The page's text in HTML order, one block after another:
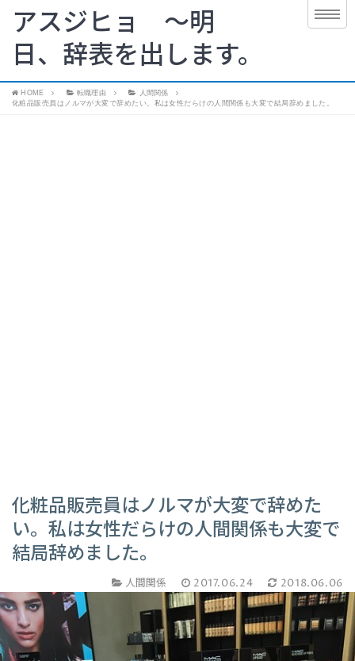
アスジヒョ 〜明
日、辞表を出します。
HOME 転職理由
人間関係
化粧品販売員はノルマが大変で辞めたい。私は女性だらけの人間関係も大変で結局辞めました。
化粧品販売員はノルマが大変で辞めた
い。私は女性だらけの人間関係も大変で
結局辞めました。
人間関係 2017.06.24 2018.06.06